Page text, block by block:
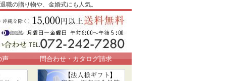
の贈り物や、金婚式にも人気。
声 問合わせ・カタログ請求